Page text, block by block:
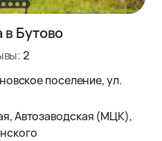
Бутово
2
поселение, ул.
Автозаводская (МЦК),